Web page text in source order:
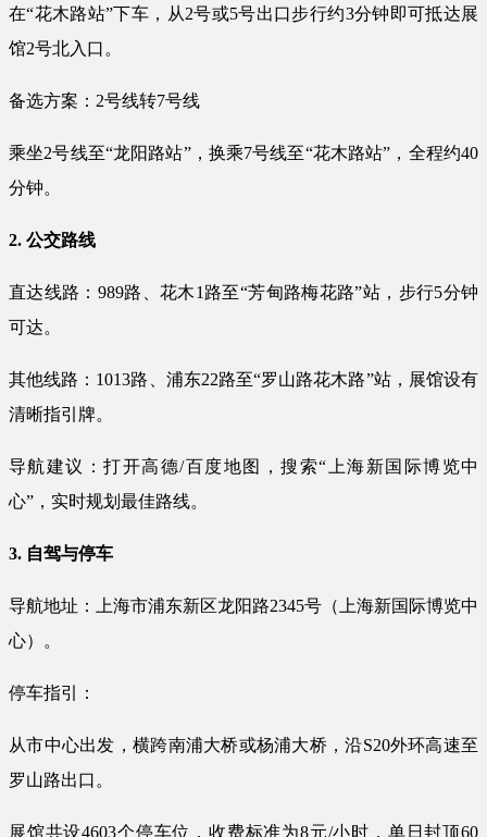
在“花木路站”下车，从2号或5号出口步行约3分钟即可抵达展
馆2号北入口。
备选方案：2号线转7号线
乘坐2号线至“龙阳路站”，换乘7号线至“花木路站”，全程约40
分钟。
2. 公交路线
直达线路：989路、花木1路至“芳甸路梅花路”站，步行5分钟
可达。
其他线路：1013路、浦东22路至“罗山路花木路”站，展馆设有
清晰指引牌。
导航建议：打开高德/百度地图，搜索“上海新国际博览中
心”，实时规划最佳路线。
3. 自驾与停车
导航地址：上海市浦东新区龙阳路2345号（上海新国际博览中
心）。
停车指引：
从市中心出发，横跨南浦大桥或杨浦大桥，沿S20外环高速至
罗山路出口。
展馆共设4603个停车位，收费标准为8元/小时，单日封顶60